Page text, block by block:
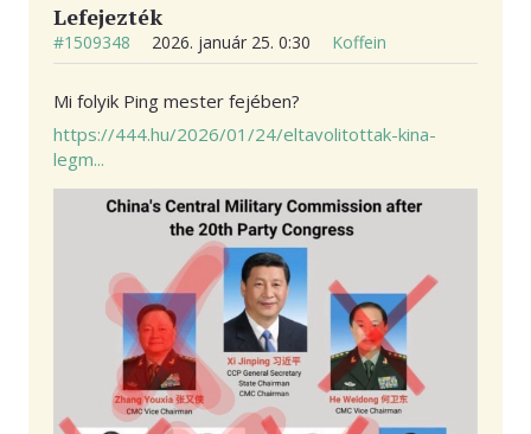
Lefejezték
#1509348 2026. január 25. 0:30 Koffein
Mi folyik Ping mester fejében?
https://444.hu/2026/01/24/eltavolitottak-kina-
legm...